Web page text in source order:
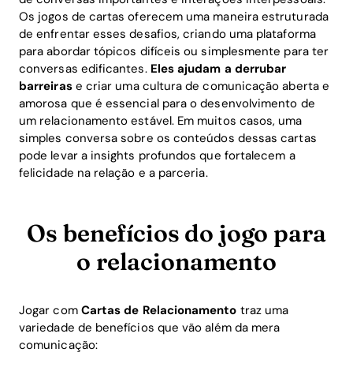
Os jogos de cartas oferecem uma maneira estruturada
de enfrentar esses desafios, criando uma plataforma
para abordar tópicos difíceis ou simplesmente para ter
conversas edificantes. Eles ajudam a derrubar
barreirase criar uma cultura de comunicação aberta e
amorosa que é essencial para o desenvolvimento de
um relacionamento estável. Em muitos casos, uma
simples conversa sobre os conteúdos dessas cartas
pode levar a insights profundos que fortalecem a
felicidade na relação e a parceria.
Os benefícios do jogo para
o relacionamento
Jogar com Cartas de Relacionamento traz uma
variedade de benefícios que vão além da mera
comunicação: